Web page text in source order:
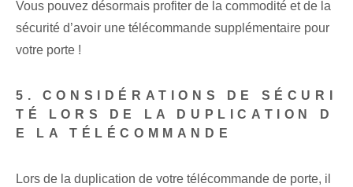
Vous pouvez désormais profiter de la commodité et de la
sécurité d’avoir une télécommande supplémentaire pour
votre porte !
5. CONSIDÉRATIONS DE SÉCURI
TÉ LORS DE LA DUPLICATION D
E LA TÉLÉCOMMANDE
Lors de la duplication de votre télécommande de porte, il